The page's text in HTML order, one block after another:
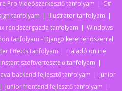
Pro Videószerkesztő tanfolyam
C#
tanfolyam
Illustrator tanfolyam
rendszergazda tanfolyam
Windows
tanfolyam - Django keretrendszerrel
Effects tanfolyam
Haladó online
Instant szoftvertesztelő tanfolyam
backend fejlesztő tanfolyam
Junior
Junior frontend fejlesztő tanfolyam